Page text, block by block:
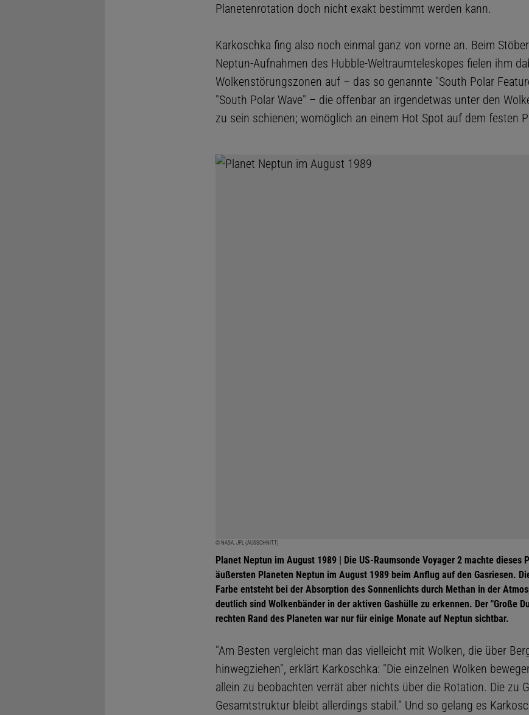
Planetenrotation doch nicht exakt bestimmt werden kann.
Karkoschka fing also noch einmal ganz von vorne an. Beim
Neptun-Aufnahmen des Hubble-Weltraumteleskopes fielen ihm
Wolkenstörungszonen auf – das so genannte "South Polar
"South Polar Wave" – die offenbar an irgendetwas unter den
zu sein schienen; womöglich an einem Hot Spot auf dem festen
© NASA, JPL (AUSSCHNITT)
Planet Neptun im August 1989 | Die US-Raumsonde Voyager 2 machte dieses
äußersten Planeten Neptun im August 1989 beim Anflug auf den Gasriesen.
Farbe entsteht bei der Absorption des Sonnenlichts durch Methan in der
deutlich sind Wolkenbänder in der aktiven Gashülle zu erkennen. Der "Große
rechten Rand des Planeten war nur für einige Monate auf Neptun sichtbar.
"Am Besten vergleicht man das vielleicht mit Wolken, die über
hinwegziehen", erklärt Karkoschka: "Die einzelnen Wolken
allein zu beobachten verrät aber nichts über die Rotation. Die zu
Gesamtstruktur bleibt allerdings stabil." Und so gelang es